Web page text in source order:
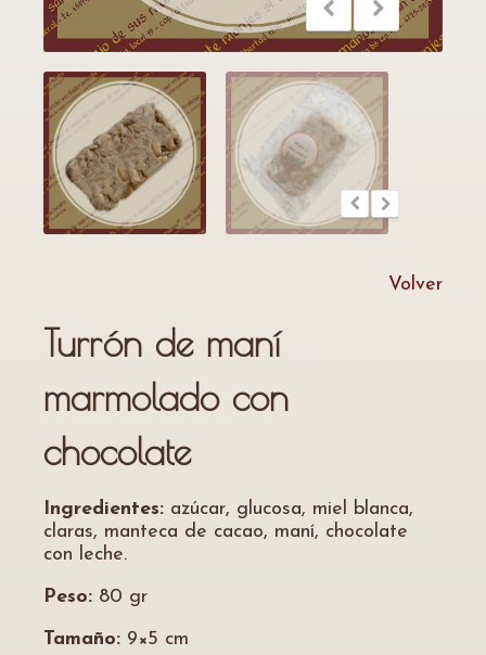
Volver
Turrón de maní
marmolado con
chocolate
Ingredientes: azúcar, glucosa, miel blanca,
claras, manteca de cacao, maní, chocolate
con leche.
Peso: 80 gr
Tamaño: 9×5 cm